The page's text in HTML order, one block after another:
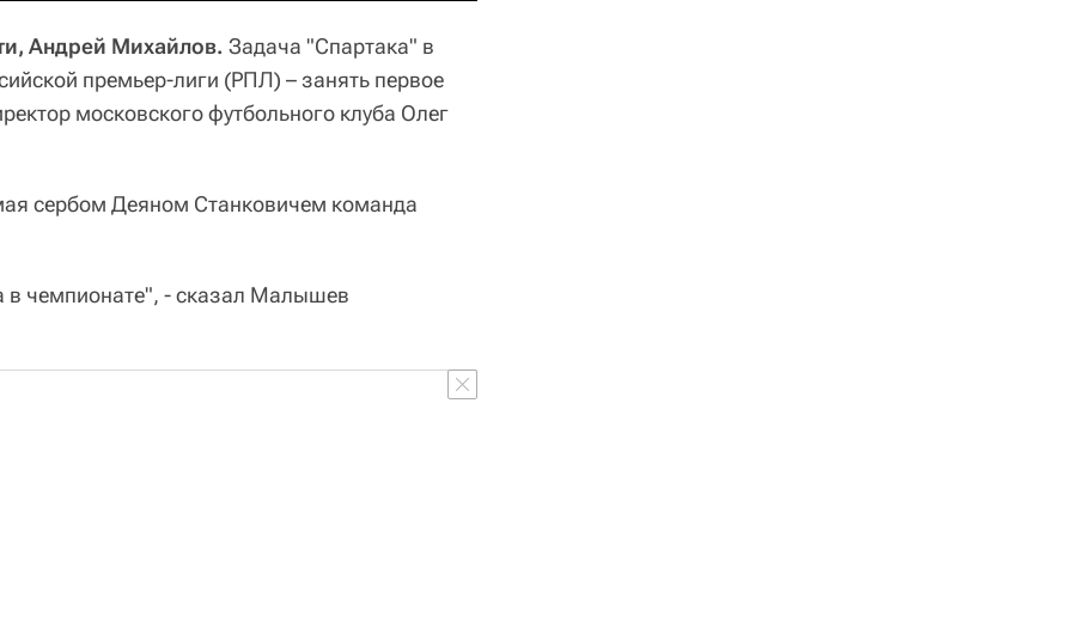
Андрей Михайлов. Задача "Спартака" в
премьер-лиги (РПЛ) – занять первое
московского футбольного клуба Олег
сербом Деяном Станковичем команда
в чемпионате", - сказал Малышев